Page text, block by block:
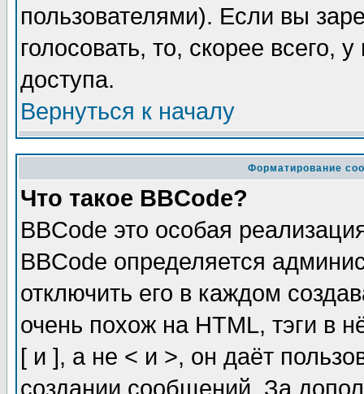
пользователями). Если вы
голосовать, то, скорее всего,
доступа.
Вернуться к началу
Форматирование
Что такое BBCode?
BBCode это особая
BBCode определяется
отключить его в каждом
очень похож на HTML, тэги в
[ и ], а не < и >, он даёт
создании сообщений. За